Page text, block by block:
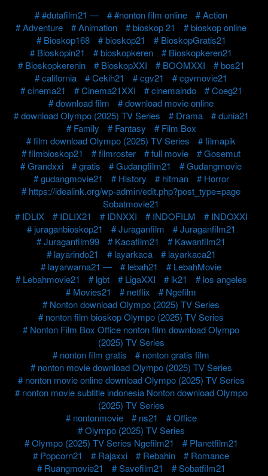
#dutafilm21 —
#nonton film online
Action
Adventure
Animation bioskop 21
bioskop online
Bioskop168
bioskop21
BioskopGratis21
Bioskopin21
bioskopkeren
Bioskopkeren21
Bioskopkerenin
BioskopXXI BOOMXXI
bos21
california
Cekih21 cgv21
cgvmovie21
cinema21
Cinema21XXI cinemaindo
Coeg21
download film
download movie online
download Olympo (2025) TV Series
Drama
dunia21
Family
Fantasy
Film Box
film download Olympo (2025) TV Series
filmapik
filmbioskop21
filmroster full movie
Gosemut
Grandxxi
gratis Gudangfilm21
Gudangmovie
gudangmovie21
History hitman
Horror
https://idealink.org/wp-admin/edit.php?post_type=page
Sobatmovie21
IDLIX
IDLIX21 IDNXXI INDOFILM
INDOXXI
juraganbioskop21
Juraganfilm
Juraganfilm21
Juraganfilm99
Kacafilm21
Kawanfilm21
layarindo21
layarkaca
layarkaca21
layarwarna21 —
lebah21
LebahMovie
Lebahmovie21
lgbt LigaXXI lk21
los angeles
Movies21
netflix
Ngefilm
Nonton download Olympo (2025) TV Series
nonton film bioskop Olympo (2025) TV Series
Nonton Film Box Office nonton film download Olympo
(2025) TV Series
nonton film gratis
nonton gratis film
nonton movie download Olympo (2025) TV Series
nonton movie online download Olympo (2025) TV Series
nonton movie subtitle indonesia Nonton download Olympo
(2025) TV Series
nontonmovie
ns21
Office
Olympo (2025) TV Series
Olympo (2025) TV Series Ngefilm21
Planetfilm21
Popcorn21
Rajaxxi Rebahin
Romance
Ruangmovie21
Savefilm21
Sobatfilm21